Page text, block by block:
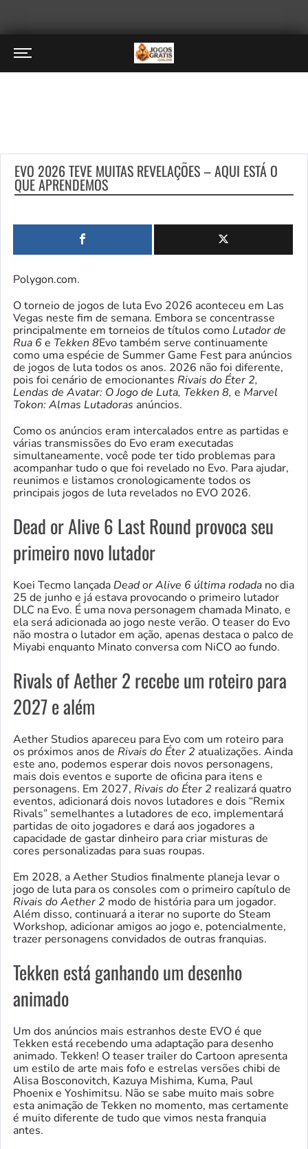
EVO 2026 TEVE MUITAS REVELAÇÕES – AQUI ESTÁ O
QUE APRENDEMOS
Polygon.com.
O torneio de jogos de luta Evo 2026 aconteceu em Las
Vegas neste fim de semana. Embora se concentrasse
principalmente em torneios de títulos como Lutador de
Rua 6e Tekken 8Evo também serve continuamente
como uma espécie de Summer Game Fest para anúncios
de jogos de luta todos os anos. 2026 não foi diferente,
pois foi cenário de emocionantes Rivais do Éter 2,
Lendas de Avatar: O Jogo de Luta, Tekken 8, e Marvel
Tokon: Almas Lutadoras anúncios.
Como os anúncios eram intercalados entre as partidas e
várias transmissões do Evo eram executadas
simultaneamente, você pode ter tido problemas para
acompanhar tudo o que foi revelado no Evo. Para ajudar,
reunimos e listamos cronologicamente todos os
principais jogos de luta revelados no EVO 2026.
Dead or Alive 6 Last Round provoca seu
primeiro novo lutador
Koei Tecmo lançada Dead or Alive 6 última rodada no dia
25 de junho e já estava provocando o primeiro lutador
DLC na Evo. É uma nova personagem chamada Minato, e
ela será adicionada ao jogo neste verão. O teaser do Evo
não mostra o lutador em ação, apenas destaca o palco de
Miyabi enquanto Minato conversa com NiCO ao fundo.
Rivals of Aether 2 recebe um roteiro para
2027 e além
Aether Studios apareceu para Evo com um roteiro para
os próximos anos de Rivais do Éter 2 atualizações. Ainda
este ano, podemos esperar dois novos personagens,
mais dois eventos e suporte de oficina para itens e
personagens. Em 2027, Rivais do Éter 2 realizará quatro
eventos, adicionará dois novos lutadores e dois “Remix
Rivals” semelhantes a lutadores de eco, implementará
partidas de oito jogadores e dará aos jogadores a
capacidade de gastar dinheiro para criar misturas de
cores personalizadas para suas roupas.
Em 2028, a Aether Studios finalmente planeja levar o
jogo de luta para os consoles com o primeiro capítulo de
Rivais do Aether 2 modo de história para um jogador.
Além disso, continuará a iterar no suporte do Steam
Workshop, adicionar amigos ao jogo e, potencialmente,
trazer personagens convidados de outras franquias.
Tekken está ganhando um desenho
animado
Um dos anúncios mais estranhos deste EVO é que
Tekken está recebendo uma adaptação para desenho
animado. Tekken! O teaser trailer do Cartoon apresenta
um estilo de arte mais fofo e estrelas versões chibi de
Alisa Bosconovitch, Kazuya Mishima, Kuma, Paul
Phoenix e Yoshimitsu. Não se sabe muito mais sobre
esta animação de Tekken no momento, mas certamente
é muito diferente de tudo que vimos nesta franquia
antes.